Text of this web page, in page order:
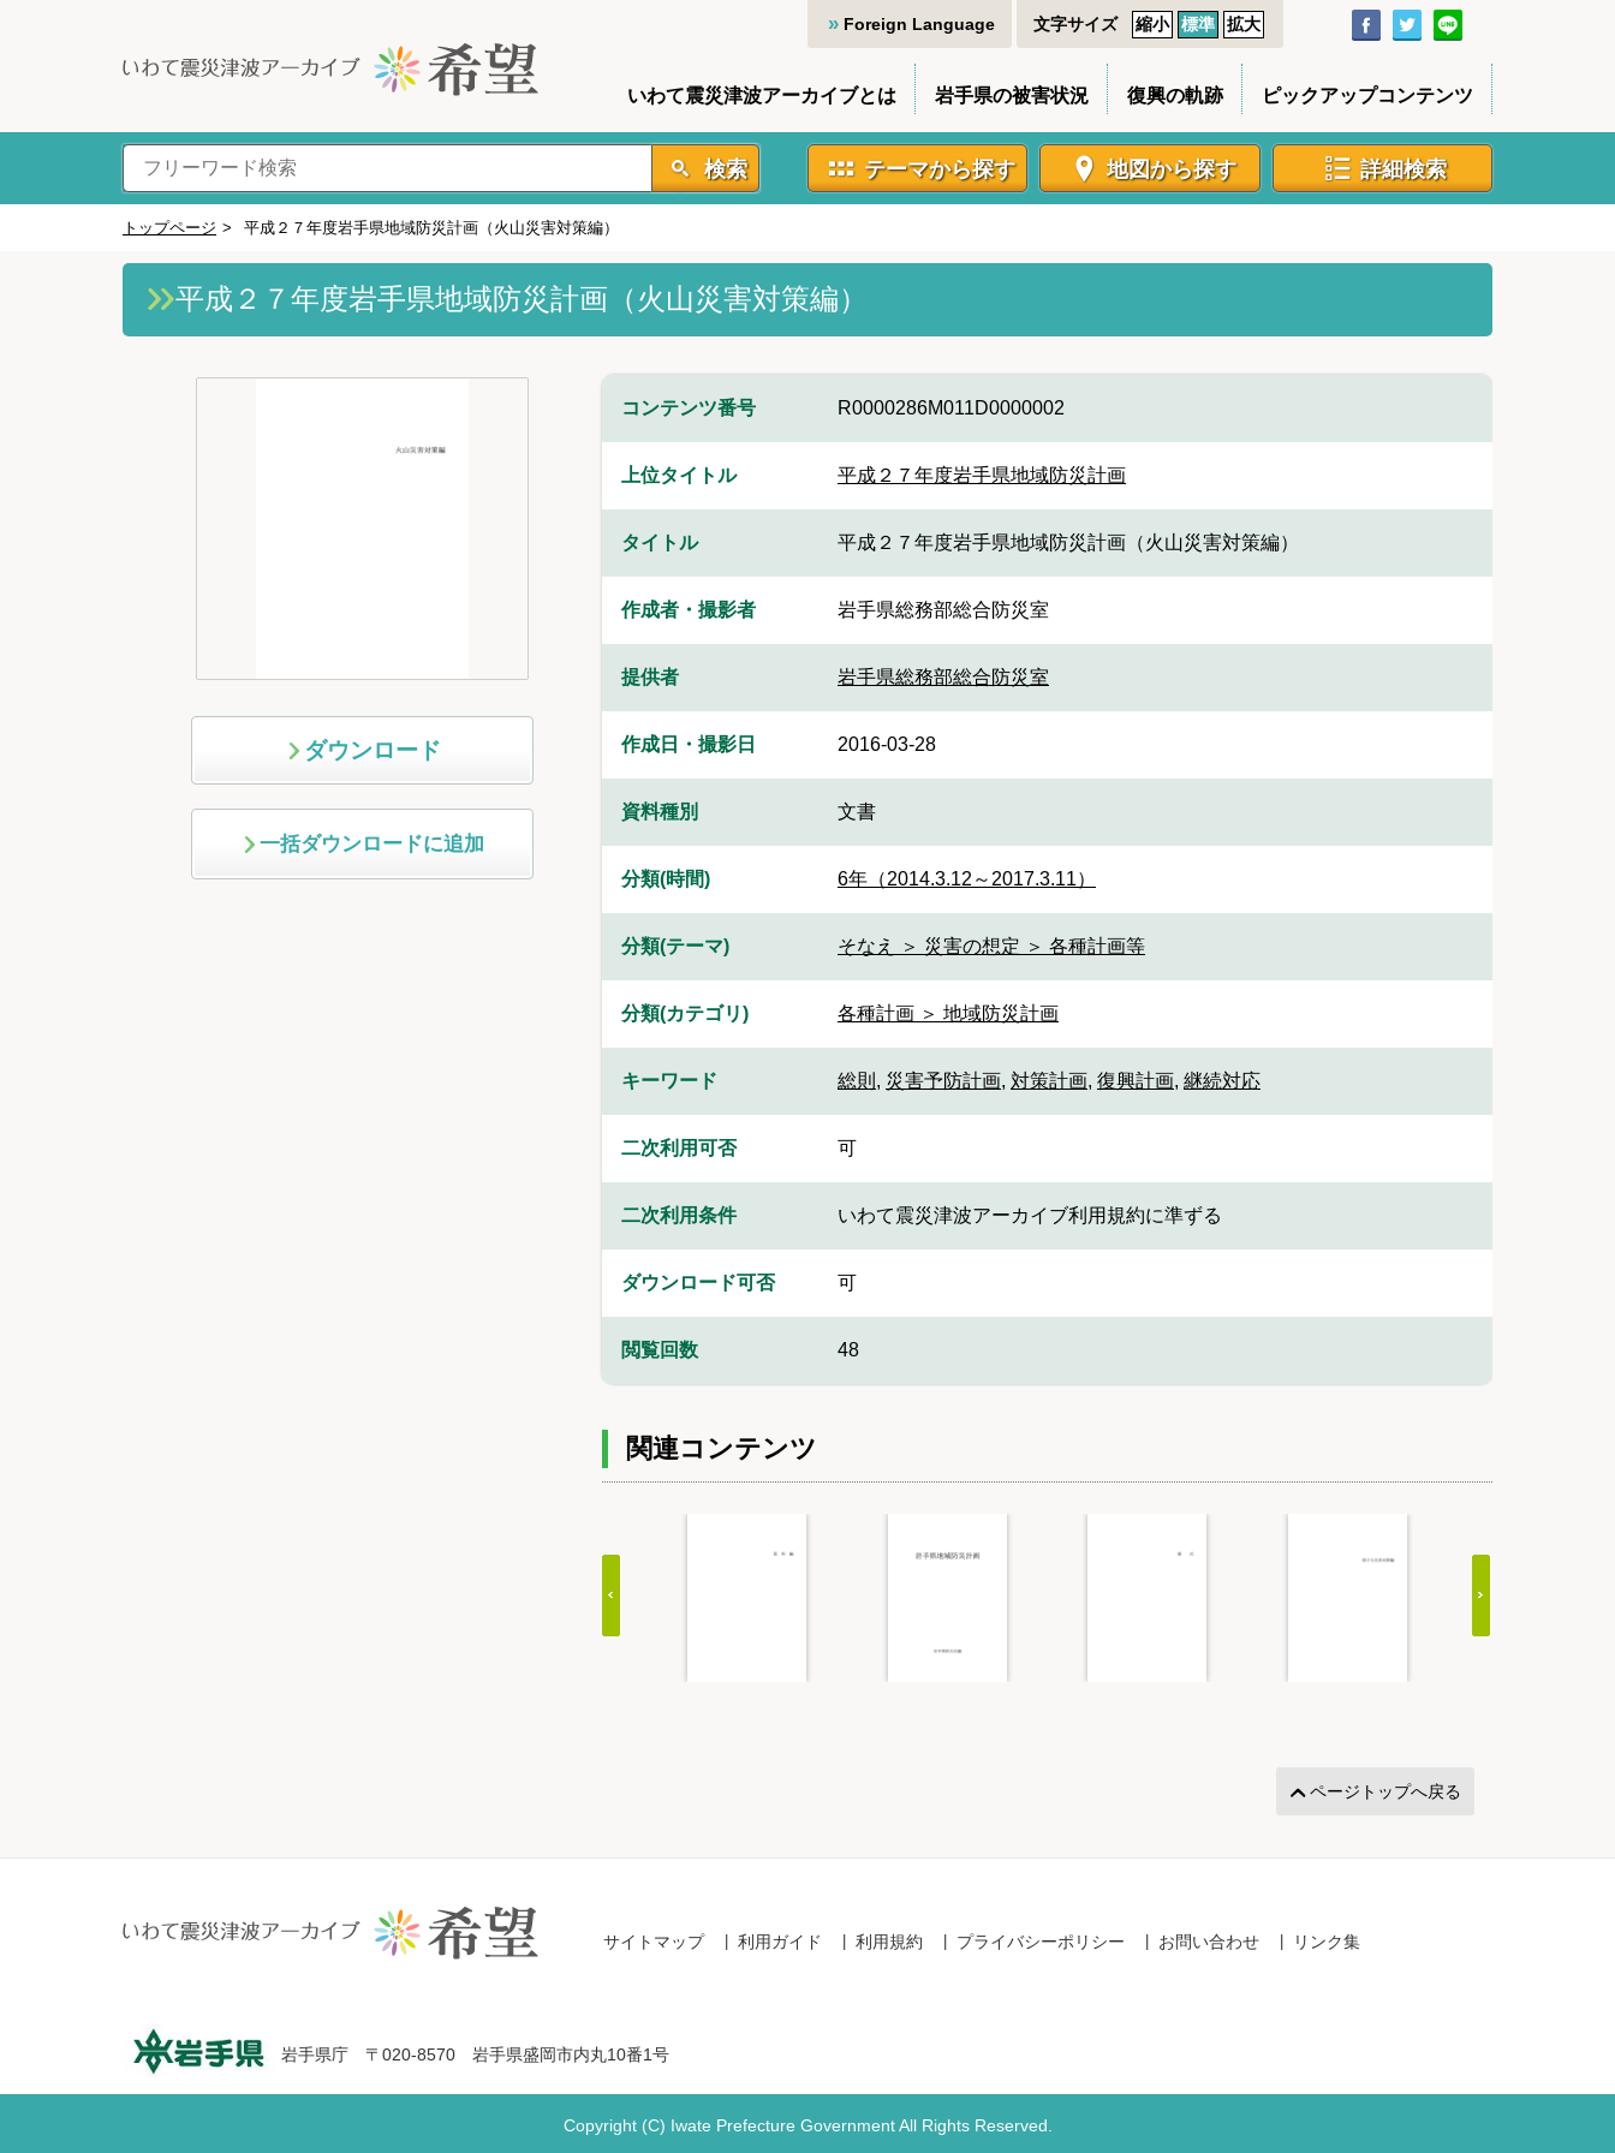
Foreign Language 文字サイズ 縮小 標準 拡大
いわて震災津波アーカイブとは 岩手県の被害状況 復興の軌跡 ピックアップコンテンツ
検索 テーマから探す 地図から探す 詳細検索
トップページ > 平成２７年度岩手県地域防災計画（火山災害対策編）
平成２７年度岩手県地域防災計画（火山災害対策編）
ダウンロード
一括ダウンロードに追加
コンテンツ番号 R0000286M011D0000002
上位タイトル 平成２７年度岩手県地域防災計画
タイトル 平成２７年度岩手県地域防災計画（火山災害対策編）
作成者・撮影者 岩手県総務部総合防災室
提供者 岩手県総務部総合防災室
作成日・撮影日 2016-03-28
資料種別 文書
分類(時間) 6年（2014.3.12～2017.3.11）
分類(テーマ) そなえ ＞ 災害の想定 ＞ 各種計画等
分類(カテゴリ) 各種計画 ＞ 地域防災計画
キーワード 総則 , 災害予防計画, 対策計画, 復興計画, 継続対応
二次利用可否 可
二次利用条件 いわて震災津波アーカイブ利用規約に準ずる
ダウンロード可否 可
閲覧回数 48
関連コンテンツ
ページトップへ戻る
サイトマップ 利用ガイド 利用規約 プライバシーポリシー お問い合わせ リンク集
岩手県庁 〒020-8570 岩手県盛岡市内丸10番1号
Copyright (C) Iwate Prefecture Government All Rights Reserved.